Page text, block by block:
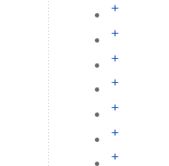
+
+
+
+
+
+
+